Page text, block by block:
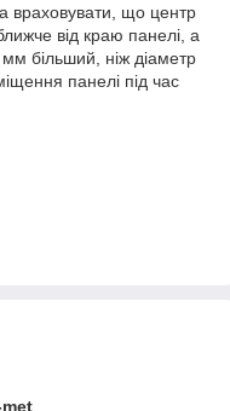
враховувати, що центр
від краю панелі, а
більший, ніж діаметр
панелі під час